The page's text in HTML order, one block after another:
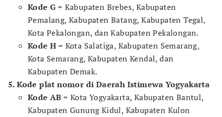
Kode G= Kabupaten Brebes, Kabupaten
Pemalang, Kabupaten Batang, Kabupaten Tegal,
Kota Pekalongan, dan Kabupaten Pekalongan.
Kode H = Kota Salatiga, Kabupaten Semarang,
Kota Semarang, Kabupaten Kendal, dan
Kabupaten Demak.
5. Kode plat nomor di Daerah Istimewa Yogyakarta
Kode AB = Kota Yogyakarta, Kabupaten Bantul,
Kabupaten Gunung Kidul, Kabupaten Kulon